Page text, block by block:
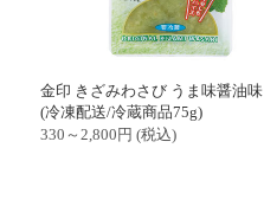
金印 きざみわさび うま味醤油味
(冷凍配送/冷蔵商品75g)
330～2,800 円(税込)